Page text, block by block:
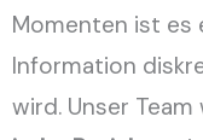
Momenten ist es
Information
wird. Unser